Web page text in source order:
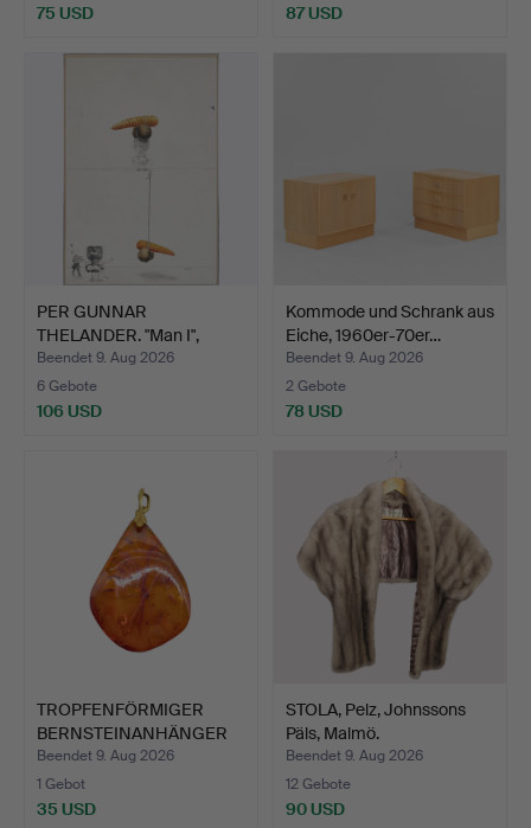
75 USD 87 USD
PER GUNNAR
THELANDER. "Man I",
Farbradieru…
Beendet 9. Aug 2026
6 Gebote
106 USD
Kommode und Schrank aus
Eiche, 1960er-70er…
Beendet 9. Aug 2026
2 Gebote
78 USD
TROPFENFÖRMIGER
BERNSTEINANHÄNGER
MIT EINE…
Beendet 9. Aug 2026
1 Gebot
35 USD
STOLA, Pelz, Johnssons
Päls, Malmö.
Beendet 9. Aug 2026
12 Gebote
90 USD